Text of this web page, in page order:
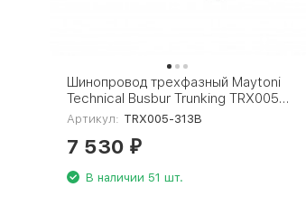
Шинопровод трехфазный Maytoni
Technical Busbur Trunking TRX005-
313B
Артикул: TRX005-313B
7 530 ₽
В наличии 51 шт.